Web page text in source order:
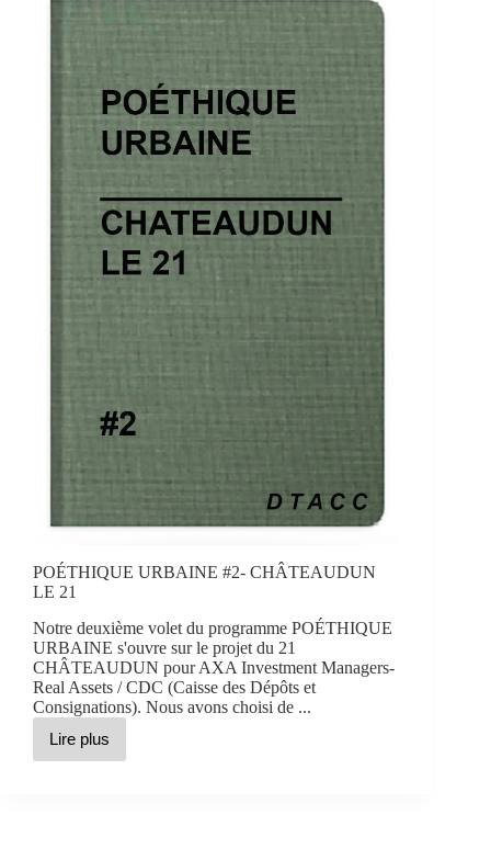
POÉTHIQUE URBAINE #2- CHÂTEAUDUN
LE 21
Notre deuxième volet du programme POÉTHIQUE
URBAINE s'ouvre sur le projet du 21
CHÂTEAUDUN pour AXA Investment Managers-
Real Assets / CDC (Caisse des Dépôts et
Consignations). Nous avons choisi de ...
Lire plus